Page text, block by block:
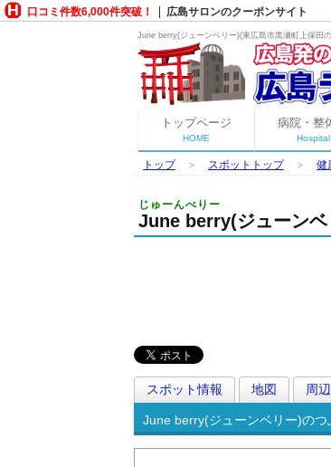
口コミ件数6,000件突破！ 広島サロンのクーポンサイト
June berry(ジューンベリー)(東広島市黒瀬町上保田の
トップページ
HOME
病院・整
Hospital
トップ＞ スポットトップ＞ 健
じゅーんべりー
June berry(ジューンベ
スポット情報 地図 周
June berry(ジューンベリー)の